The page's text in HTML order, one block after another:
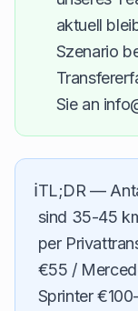
aktuell
Szenario
Sie an
ℹ️TL;DR —
sind 35-45
per
€55 /
Sprinter